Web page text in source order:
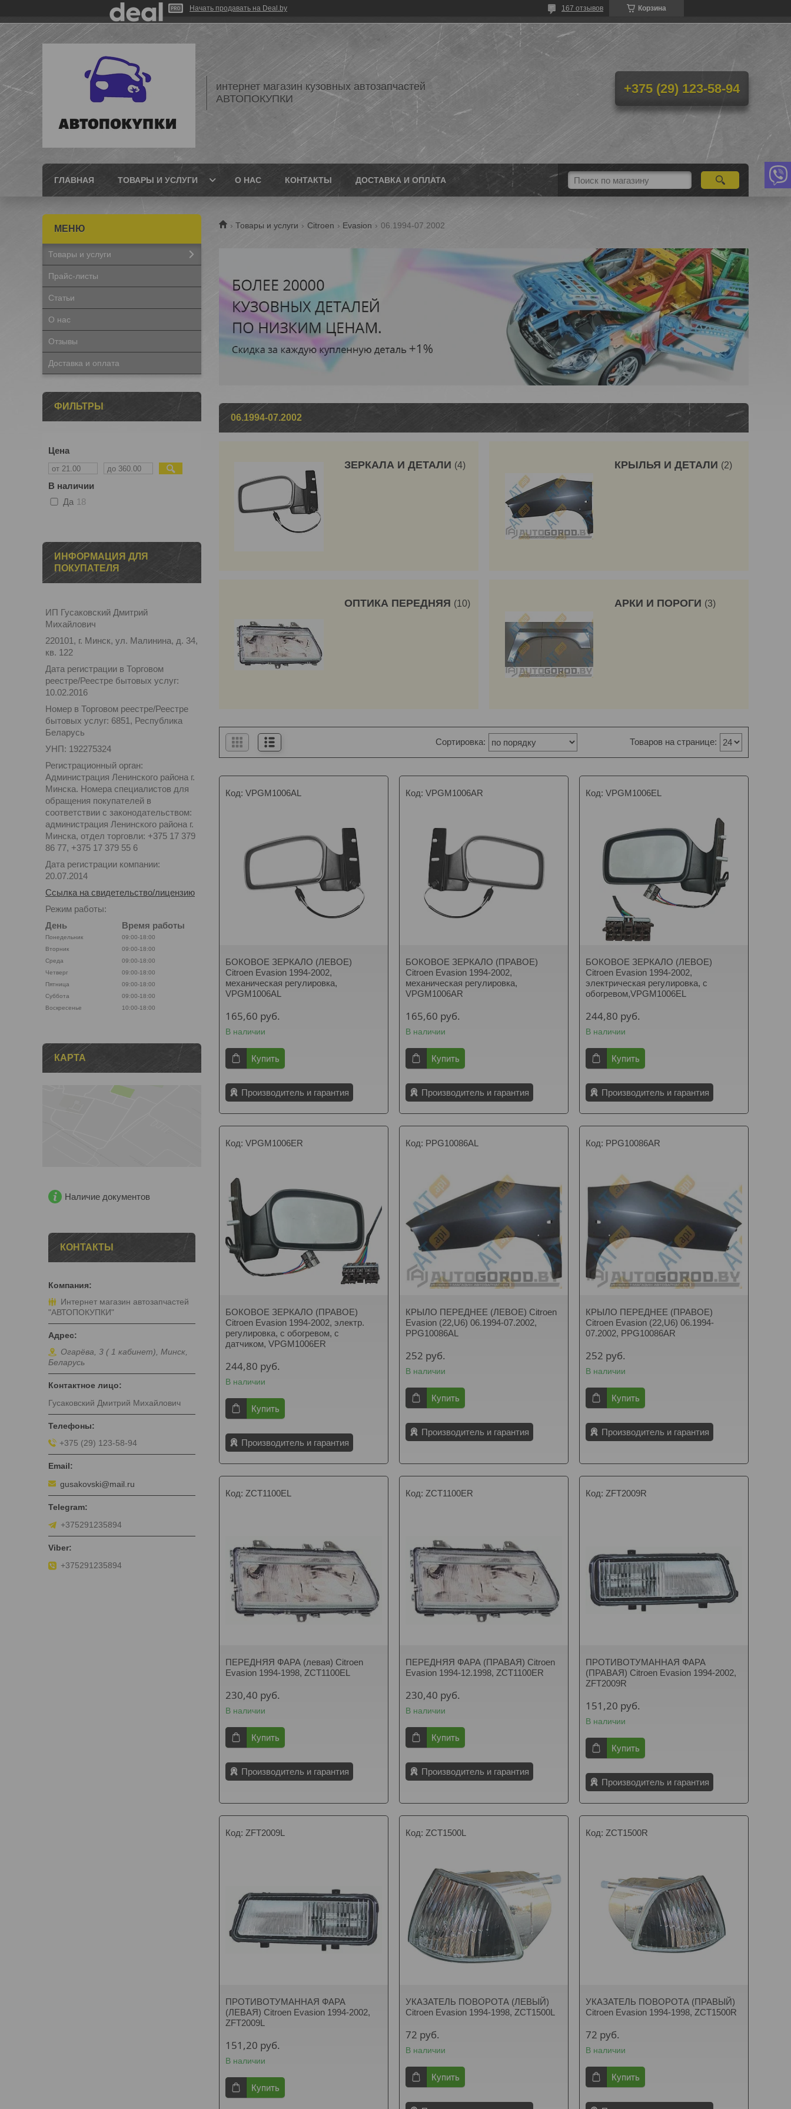
Начать продавать на Deal.by Корзина
167 отзывов
интернет магазин кузовных автозапчастей
АВТОПОКУПКИ
+375 (29) 123-58-94
ГЛАВНАЯ ТОВАРЫ И УСЛУГИ О НАС КОНТАКТЫ ДОСТАВКА И ОПЛАТА
Товары и услуги Citroen Evasion 06.1994-07.2002
06.1994-07.2002
ЗЕРКАЛА И ДЕТАЛИ 4 КРЫЛЬЯ И ДЕТАЛИ 2
ОПТИКА ПЕРЕДНЯЯ 10 АРКИ И ПОРОГИ 3
VPGM1006AL
БОКОВОЕ ЗЕРКАЛО (ЛЕВОЕ)
Citroen Evasion 1994-2002,
механическая регулировка,
VPGM1006AL
165,60 руб.
В наличии
Купить
Производитель и гарантия
VPGM1006AR
БОКОВОЕ ЗЕРКАЛО (ПРАВОЕ)
Citroen Evasion 1994-2002,
механическая регулировка,
VPGM1006AR
165,60 руб.
В наличии
Купить
Производитель и гарантия
VPGM1006EL
БОКОВОЕ ЗЕРКАЛО (ЛЕВОЕ)
Citroen Evasion 1994-2002,
электрическая регулировка, с
обогревом,VPGM1006EL
244,80 руб.
В наличии
Купить
Производитель и гарантия
VPGM1006ER
БОКОВОЕ ЗЕРКАЛО (ПРАВОЕ)
Citroen Evasion 1994-2002, электр.
регулировка, с обогревом, с
датчиком, VPGM1006ER
244,80 руб.
В наличии
Купить
Производитель и гарантия
PPG10086AL
КРЫЛО ПЕРЕДНЕЕ (ЛЕВОЕ) Citroen
Evasion (22,U6) 06.1994-07.2002,
PPG10086AL
252 руб.
В наличии
Купить
Производитель и гарантия
PPG10086AR
КРЫЛО ПЕРЕДНЕЕ (ПРАВОЕ)
Citroen Evasion (22,U6) 06.1994-
07.2002, PPG10086AR
252 руб.
В наличии
Купить
Производитель и гарантия
ZCT1100EL
ПЕРЕДНЯЯ ФАРА (левая) Citroen
Evasion 1994-1998, ZCT1100EL
230,40 руб.
В наличии
Купить
Производитель и гарантия
ZCT1100ER
ПЕРЕДНЯЯ ФАРА (ПРАВАЯ) Citroen
Evasion 1994-12.1998, ZCT1100ER
230,40 руб.
В наличии
Купить
Производитель и гарантия
ZFT2009R
ПРОТИВОТУМАННАЯ ФАРА
(ПРАВАЯ) Citroen Evasion 1994-2002,
ZFT2009R
151,20 руб.
В наличии
Купить
Производитель и гарантия
ZFT2009L
ПРОТИВОТУМАННАЯ ФАРА
(ЛЕВАЯ) Citroen Evasion 1994-2002,
ZFT2009L
151,20 руб.
В наличии
Купить
ZCT1500L
УКАЗАТЕЛЬ ПОВОРОТА (ЛЕВЫЙ)
Citroen Evasion 1994-1998, ZCT1500L
72 руб.
В наличии
Купить
ZCT1500R
УКАЗАТЕЛЬ ПОВОРОТА (ПРАВЫЙ)
Citroen Evasion 1994-1998, ZCT1500R
72 руб.
В наличии
Купить
Товары и услуги
Прайс-листы
Статьи
О нас
Отзывы
Доставка и оплата
ФИЛЬТРЫ
Цена
В наличии
Да 18
ИНФОРМАЦИЯ ДЛЯ
ПОКУПАТЕЛЯ
ИП Гусаковский Дмитрий
Михайлович
220101, г. Минск, ул. Малинина, д. 34,
кв. 122
Дата регистрации в Торговом
реестре/Реестре бытовых услуг:
10.02.2016
Номер в Торговом реестре/Реестре
бытовых услуг: 6851, Республика
Беларусь
УНП: 192275324
Регистрационный орган:
Администрация Ленинского района г.
Минска. Номера специалистов для
обращения покупателей в
соответствии с законодательством:
администрация Ленинского района г.
Минска, отдел торговли: +375 17 379
86 77, +375 17 379 55 6
Дата регистрации компании:
20.07.2014
Ссылка на свидетельство/лицензию
Режим работы:
День
Время работы
Понедельник
09:00-18:00
Вторник
09:00-18:00
Среда
09:00-18:00
Четверг
09:00-18:00
Пятница
09:00-18:00
Суббота
09:00-18:00
Воскресенье
10:00-18:00
КАРТА
Наличие документов
КОНТАКТЫ
Интернет магазин автозапчастей
"АВТОПОКУПКИ"
Огарёва, 3 ( 1 кабинет), Минск,
Беларусь
Гусаковский Дмитрий Михайлович
+375 (29) 123-58-94
gusakovski@mail.ru
+375291235894
+375291235894